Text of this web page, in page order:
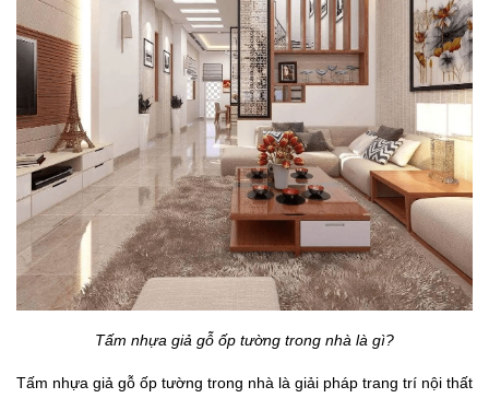
Tấm nhựa giả gỗ ốp tường trong nhà là gì?
Tấm nhựa giả gỗ ốp tường trong nhà là giải pháp trang trí nội thất